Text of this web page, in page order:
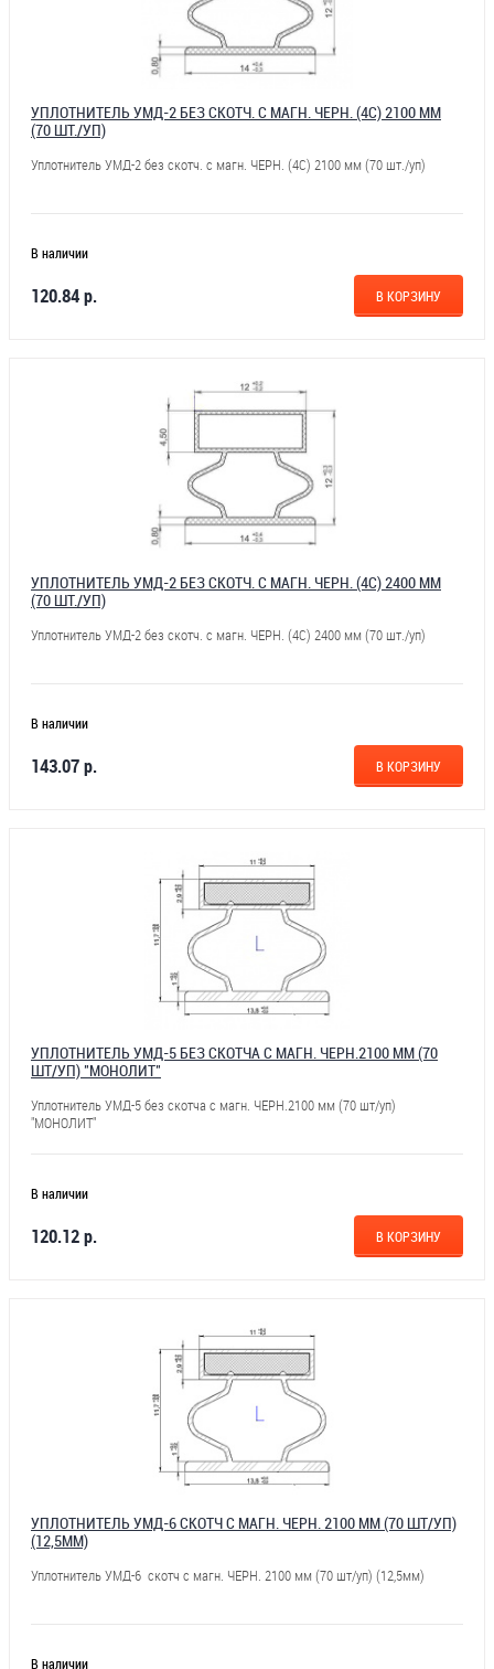
УПЛОТНИТЕЛЬ УМД-2 БЕЗ СКОТЧ. С МАГН. ЧЕРН. (4С) 2100 ММ
(70 ШТ./УП)
Уплотнитель УМД-2 без скотч. с магн. ЧЕРН. (4С) 2100 мм (70 шт./уп)
В наличии
120.84 р. В КОРЗИНУ
УПЛОТНИТЕЛЬ УМД-2 БЕЗ СКОТЧ. С МАГН. ЧЕРН. (4С) 2400 ММ
(70 ШТ./УП)
Уплотнитель УМД-2 без скотч. с магн. ЧЕРН. (4С) 2400 мм (70 шт./уп)
В наличии
143.07 р. В КОРЗИНУ
УПЛОТНИТЕЛЬ УМД-5 БЕЗ СКОТЧА С МАГН. ЧЕРН.2100 ММ (70
ШТ/УП) "МОНОЛИТ"
Уплотнитель УМД-5 без скотча с магн. ЧЕРН.2100 мм (70 шт/уп)
"МОНОЛИТ"
В наличии
120.12 р. В КОРЗИНУ
УПЛОТНИТЕЛЬ УМД-6 СКОТЧ С МАГН. ЧЕРН. 2100 ММ (70 ШТ/УП)
(12,5ММ)
Уплотнитель УМД-6 скотч с магн. ЧЕРН. 2100 мм (70 шт/уп) (12,5мм)
В наличии